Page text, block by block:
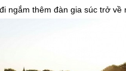
ngắm thêm đàn gia súc trở về